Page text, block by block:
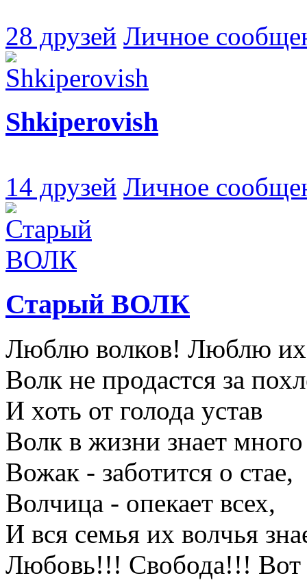
28 друзей Личное
Shkiperovish
14 друзей Личное
Старый ВОЛК
Люблю волков! Люблю их
Волк не продастся за
И хоть от голода устав
Волк в жизни знает
Вожак - заботится о стае,
Волчица - опекает всех,
И вся семья их волчья
Любовь!!! Свобода!!! Вот